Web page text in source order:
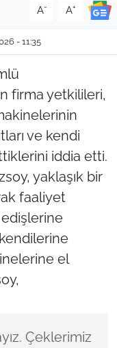
A- A+
- 11:35
firma yetkilileri,
ve kendi
iddia etti.
yaklaşık bir
faaliyet
kendilerine
el
Çeklerimiz